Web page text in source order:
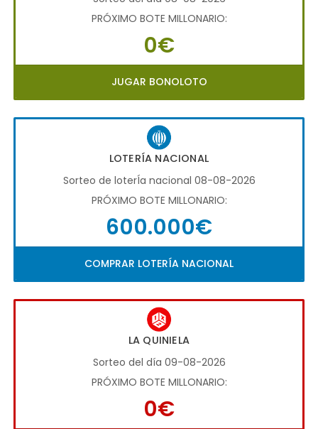
PRÓXIMO BOTE MILLONARIO:
0€
JUGAR BONOLOTO
LOTERÍA NACIONAL
Sorteo de loterÍa nacional 08-08-2026
PRÓXIMO BOTE MILLONARIO:
600.000€
COMPRAR LOTERÍA NACIONAL
LA QUINIELA
Sorteo del día 09-08-2026
PRÓXIMO BOTE MILLONARIO:
0€